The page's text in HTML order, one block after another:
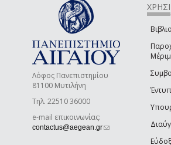
Λόφος Πανεπιστημίου
81100 Μυτιλήνη
Τηλ. 22510 36000
e-mail επικοινωνίας:
contactus@aegean.gr(link sends e-mail)